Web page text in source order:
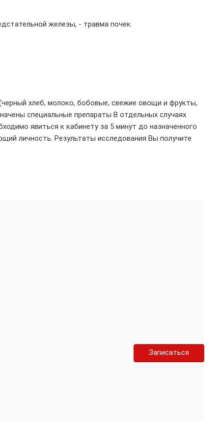
железы, - травма почек.
хлеб, молоко, бобовые, свежие овощи и фрукты,
специальные препараты В отдельных случаях
явиться к кабинету за 5 минут до назначенного
личность. Результаты исследования Вы получите
Записаться